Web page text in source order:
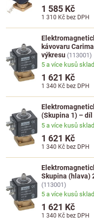
1 585 Kč
1 310 Kč bez DPH
kávovaru
výkresu (113001)
5 a více kusů
1 621 Kč
1 340 Kč bez DPH
(Skupina 1) – díl
5 a více kusů
1 621 Kč
1 340 Kč bez DPH
Skupina (hlava)
(113001)
5 a více kusů
1 621 Kč
1 340 Kč bez DPH